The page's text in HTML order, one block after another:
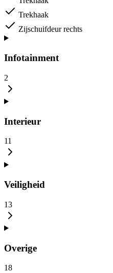
Trekhaak
Zijschuifdeur rechts
Infotainment
2
Interieur
11
Veiligheid
13
Overige
18